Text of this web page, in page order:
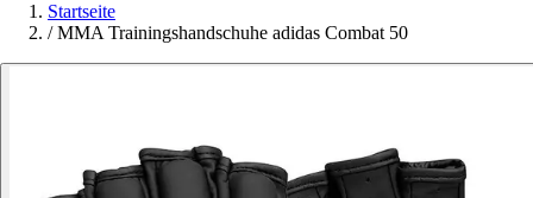
Startseite
/ MMA Trainingshandschuhe adidas Combat 50